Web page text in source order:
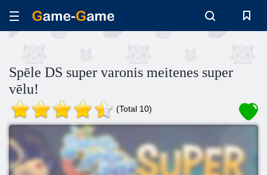
Spēle DS super varonis meitenes super
vēlu!
(Total 10)